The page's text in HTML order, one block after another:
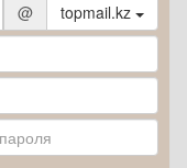
@ topmail.kz